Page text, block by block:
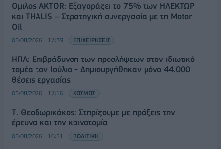
Όμιλος AKTOR: Εξαγοράζει το 75% των ΗΛΕΚΤΩΡ
και THALIS – Στρατηγική συνεργασία με τη Motor
Oil
05/08/2026 - 17:39 ΕΠΙΧΕΙΡΗΣΕΙΣ
ΗΠΑ: Επιβράδυνση των προσλήψεων στον ιδιωτικό
τομέα τον Ιούλιο - Δημιουργήθηκαν μόνο 44.000
θέσεις εργασίας
05/08/2026 - 17:16 ΚΟΣΜΟΣ
Τ. Θεοδωρικάκος: Στηρίζουμε με πράξεις την
έρευνα και την καινοτομία
05/08/2026 - 16:51 ΠΟΛΙΤΙΚΗ